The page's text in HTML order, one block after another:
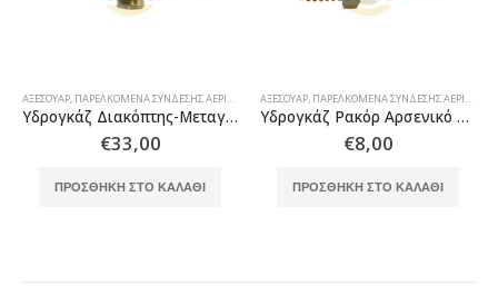
ΑΞΕΣΟΥΆΡ, ΠΑΡΕΛΚΌΜΕΝΑ ΣΎΝΔΕΣΗΣ ΑΕΡΊΟΥ
Υδρογκάζ Διακόπτης-Μεταγωγέας φιαλών με βάση στήριξης
€33,00
ΠΡΟΣΘΉΚΗ ΣΤΟ ΚΑΛΆΘΙ
ΑΞΕΣΟΥΆΡ, ΠΑΡΕΛΚΌΜΕΝΑ ΣΎΝΔΕΣΗΣ ΑΕΡΊΟΥ
Υδρογκάζ Ρακόρ Αρσενικό Δεξιόστροφο 1/2 ίντσας με έξοδο 13mm
€8,00
ΠΡΟΣΘΉΚΗ ΣΤΟ ΚΑΛΆΘΙ